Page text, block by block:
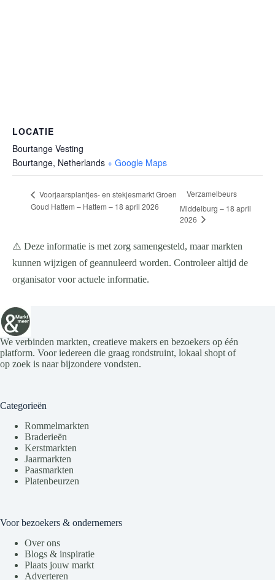
LOCATIE
Bourtange Vesting
Bourtange, Netherlands + Google Maps
Voorjaarsplantjes- en stekjesmarkt Groen
Goud Hattem – Hattem – 18 april 2026
Verzamelbeurs
Middelburg – 18 april
2026
⚠️ Deze informatie is met zorg samengesteld, maar markten
kunnen wijzigen of geannuleerd worden. Controleer altijd de
organisator voor actuele informatie.
We verbinden markten, creatieve makers en bezoekers op één
platform. Voor iedereen die graag rondstruint, lokaal shopt of
op zoek is naar bijzondere vondsten.
Categorieën
Rommelmarkten
Braderieën
Kerstmarkten
Jaarmarkten
Paasmarkten
Platenbeurzen
Voor bezoekers & ondernemers
Over ons
Blogs & inspiratie
Plaats jouw markt
Adverteren